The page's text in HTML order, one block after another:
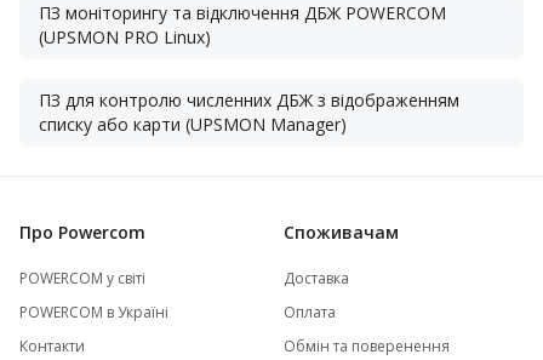
ПЗ моніторингу та відключення ДБЖ POWERCOM
(UPSMON PRO Linux)
ПЗ для контролю численних ДБЖ з відображенням
списку або карти (UPSMON Manager)
Про Powercom
POWERCOM у світі
POWERCOM в Україні
Контакти
Споживачам
Доставка
Оплата
Обмін та поверенення